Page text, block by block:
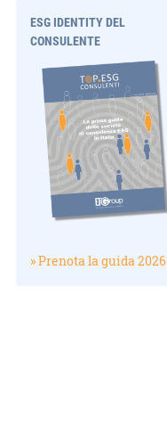
ESG IDENTITY DEL
CONSULENTE
» Prenota la guida 2026